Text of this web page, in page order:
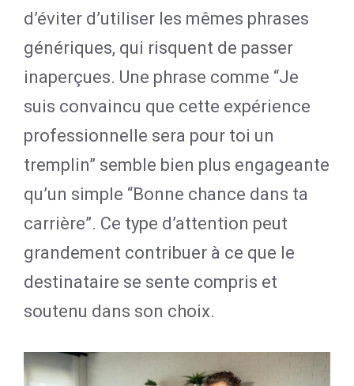
d’éviter d’utiliser les mêmes phrases
génériques, qui risquent de passer
inaperçues. Une phrase comme “Je
suis convaincu que cette expérience
professionnelle sera pour toi un
tremplin” semble bien plus engageante
qu’un simple “Bonne chance dans ta
carrière”. Ce type d’attention peut
grandement contribuer à ce que le
destinataire se sente compris et
soutenu dans son choix.